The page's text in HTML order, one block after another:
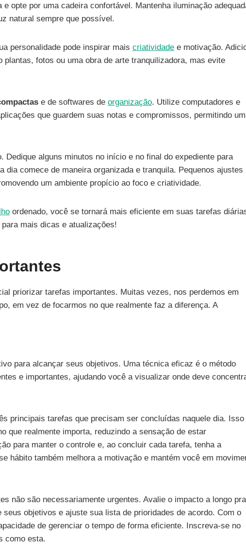
opte por uma cadeira confortável. Mantenha iluminação
natural sempre que possível.
personalidade pode inspirar mais criatividade e motivação.
fotos ou uma obra de arte tranquilizadora, mas evite
e de softwares de organização. Utilize computadores e
que guardem suas notas e compromissos, permitindo
Dedique alguns minutos no início e no final do expediente para
dia comece de maneira organizada e tranquila. Pequenos ajustes
um ambiente propício ao foco e criatividade.
ordenado, você se tornará mais eficiente em suas tarefas
mais dicas e atualizações!
priorizar tarefas importantes. Muitas vezes, nos perdemos em
em vez de focarmos no que realmente faz a diferença. A
para alcançar seus objetivos. Uma técnica eficaz é o método
e importantes, ajudando você a visualizar onde deve
principais tarefas que precisam ser concluídas naquele dia. Isso
que realmente importa, reduzindo a sensação de estar
para manter o controle e, ao concluir cada tarefa, tenha a
hábito também melhora a motivação e mantém você em
não são necessariamente urgentes. Avalie o impacto a longo
objetivos e ajuste sua lista de prioridades de acordo. Com o
de gerenciar o tempo de forma eficiente. Inscreva-se no
como esta.